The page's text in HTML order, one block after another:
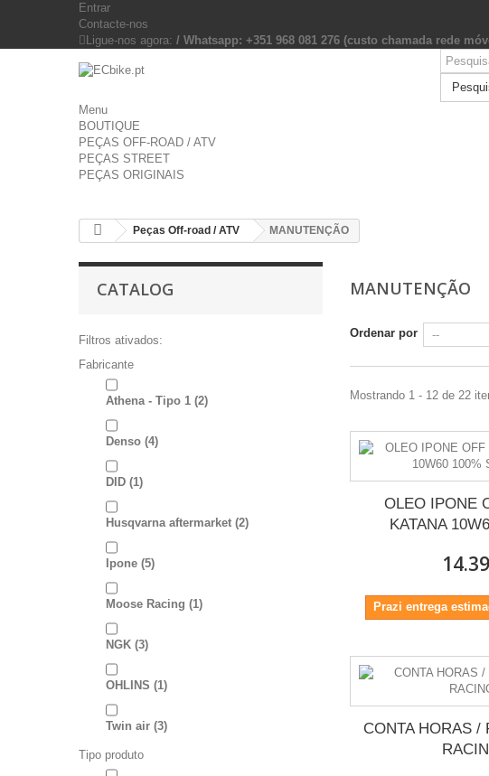
Entrar
Contacte-nos
Ligue-nos agora: / Whatsapp: +351 968 081 276 (custo chamada rede
Menu
BOUTIQUE
PEÇAS OFF-ROAD / ATV
PEÇAS STREET
PEÇAS ORIGINAIS
Peças Off-road / ATV MANUTENÇÃO
CATALOG
Filtros ativados:
Fabricante
Athena - Tipo 1 (2)
Denso (4)
DID (1)
Husqvarna aftermarket (2)
Ipone (5)
Moose Racing (1)
NGK (3)
OHLINS (1)
Twin air (3)
Tipo produto
MANUTENÇÃO
Ordenar por
Mostrando 1 - 12 de 22
OLEO IPONE
KATANA
Prazi entrega
CONTA HORAS /